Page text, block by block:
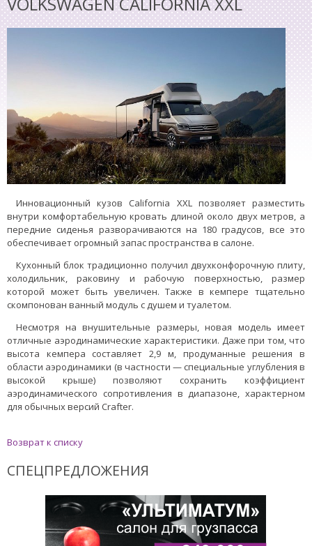
Инновационный кузов California XXL позволяет разместить
внутри комфортабельную кровать длиной около двух метров, а
передние сиденья разворачиваются на 180 градусов, все это
обеспечивает огромный запас пространства в салоне.
Кухонный блок традиционно получил двухконфорочную плиту,
холодильник, раковину и рабочую поверхностью, размер
которой может быть увеличен. Также в кемпере тщательно
скомпонован ванный модуль с душем и туалетом.
Несмотря на внушительные размеры, новая модель имеет
отличные аэродинамические характеристики. Даже при том, что
высота кемпера составляет 2,9 м, продуманные решения в
области аэродинамики (в частности — специальные углубления в
высокой крыше) позволяют сохранить коэффициент
аэродинамического сопротивления в диапазоне, характерном
для обычных версий Crafter.
Возврат к списку
СПЕЦПРЕДЛОЖЕНИЯ